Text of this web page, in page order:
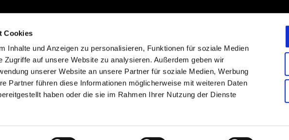
Cookies
Inhalte und Anzeigen zu personalisieren, Funktionen für soziale Medien
Zugriffe auf unsere Website zu analysieren. Außerdem geben wir
unserer Website an unsere Partner für soziale Medien, Werbung
Partner führen diese Informationen möglicherweise mit weiteren Daten
haben oder die sie im Rahmen Ihrer Nutzung der Dienste
der Farbe. Verfügbarkeiten, eventuelle Abweichungen von Ausstattung, Produktmerkmalen, Dekore
möglich. Druckfehler, Farbfehler, Irrtümer, Änderungen und Auslaufartikel vorbehalten. PIAGGIO &
In verschiedenen Ländern sind aufgrund gesetzlicher Bestimmungen Abweichungen von